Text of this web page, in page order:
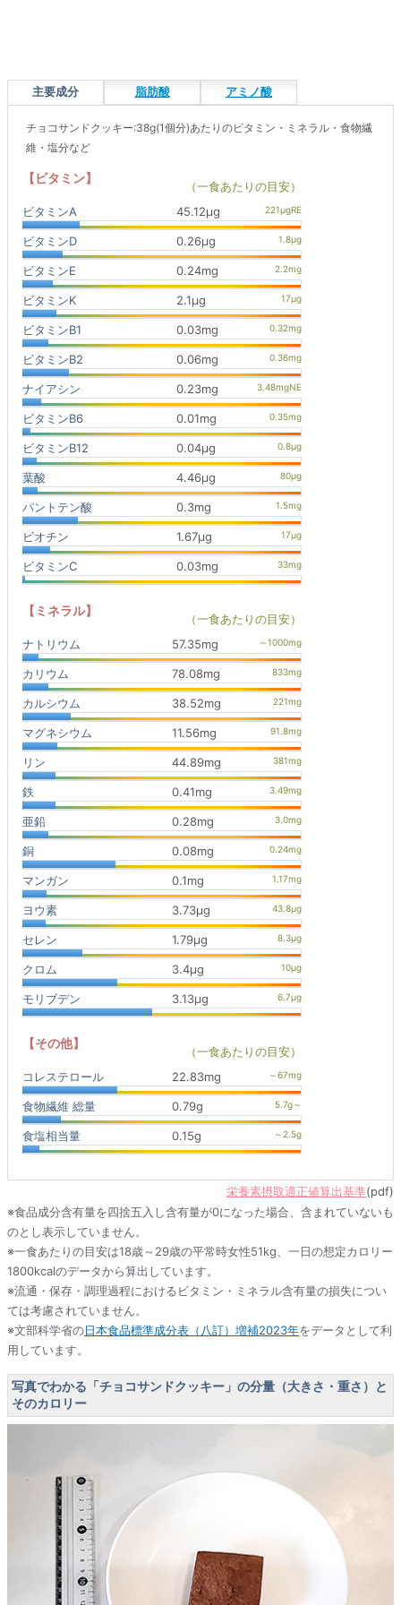
主要成分 脂肪酸 アミノ酸
チョコサンドクッキー:38g(1個分)あたりのビタミン・ミネラル・食物繊
維・塩分など
【ビタミン】
（一食あたりの目安）
ビタミンA
45.12μg
ビタミンD 0.26μg
ビタミンE 0.24mg
ビタミンK 2.1μg
ビタミンB1 0.03mg
ビタミンB2 0.06mg
ナイアシン 0.23mg
ビタミンB6 0.01mg
ビタミンB12 0.04μg
葉酸 4.46μg
パントテン酸 0.3mg
ビオチン 1.67μg
ビタミンC 0.03mg
【ミネラル】
（一食あたりの目安）
ナトリウム
57.35mg
カリウム 78.08mg
カルシウム 38.52mg
マグネシウム 11.56mg
リン 44.89mg
鉄 0.41mg
亜鉛 0.28mg
銅 0.08mg
マンガン 0.1mg
ヨウ素 3.73μg
セレン 1.79μg
クロム 3.4μg
モリブデン 3.13μg
【その他】
（一食あたりの目安）
コレステロール
22.83mg
食物繊維 総量 0.79g
食塩相当量 0.15g
栄養素摂取適正値算出基準(pdf)
※食品成分含有量を四捨五入し含有量が0になった場合、含まれていないも
のとし表示していません。
※一食あたりの目安は18歳～29歳の平常時女性51kg、一日の想定カロリー
1800kcalのデータから算出しています。
※流通・保存・調理過程におけるビタミン・ミネラル含有量の損失につい
ては考慮されていません。
※文部科学省の日本食品標準成分表（八訂）増補2023年をデータとして利
用しています。
写真でわかる「チョコサンドクッキー」の分量（大きさ・重さ）と
そのカロリー